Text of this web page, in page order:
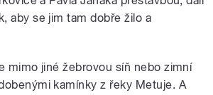
aby se jim tam dobře žilo a
mimo jiné žebrovou síň nebo zimní
kamínky z řeky Metuje. A